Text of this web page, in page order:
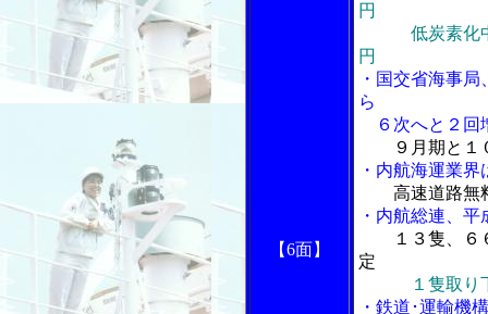
【6面】
円
低炭素化中
円
・国交省海事
ら
６次へと２回
９月期と１
・内航海運業
高速道路無
・内航総連、
１３隻、
定
１隻取
・鉄道･運輸機